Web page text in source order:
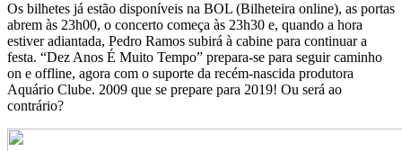
Os bilhetes já estão disponíveis na BOL (Bilheteira online), as portas
abrem às 23h00, o concerto começa às 23h30 e, quando a hora
estiver adiantada, Pedro Ramos subirá à cabine para continuar a
festa. “Dez Anos É Muito Tempo” prepara-se para seguir caminho
on e offline, agora com o suporte da recém-nascida produtora
Aquário Clube. 2009 que se prepare para 2019! Ou será ao
contrário?